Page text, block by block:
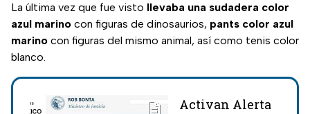
La última vez que fue visto llevaba una sudadera color
azul marino con figuras de dinosaurios, pants color azul
marino con figuras del mismo animal, así como tenis color
blanco.
Activan Alerta